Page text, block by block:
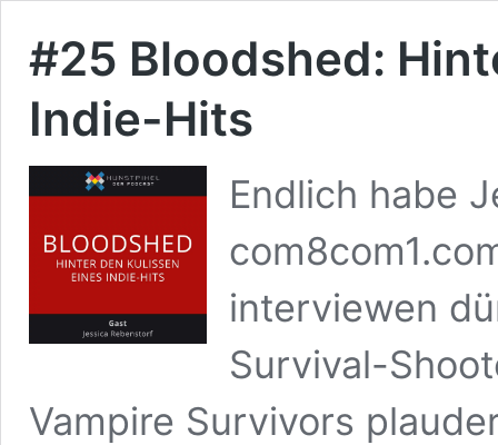
#25 Bloodshed:
Indie-Hits
Endlich habe
interviewen
Survival-
Vampire Survivors